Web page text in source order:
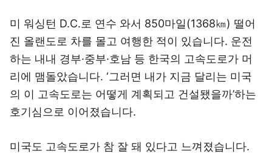
미 워싱턴 D.C.로 연수 와서 850마일(1368㎞) 떨어
진 올랜도로 차를 몰고 여행한 적이 있습니다. 운전
하는 내내 경부·중부·호남 등 한국의 고속도로가 머
리에 맴돌았습니다. ‘그러면 내가 지금 달리는 미국
의 이 고속도로는 어떻게 계획되고 건설됐을까’하는
호기심으로 이어졌습니다.
미국도 고속도로가 참 잘 돼 있다고 느껴졌습니다.